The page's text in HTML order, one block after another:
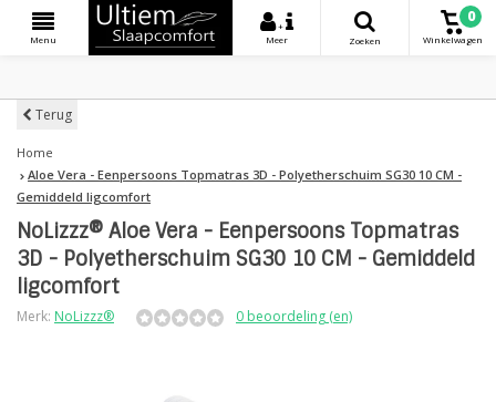
Menu
+
Meer
Zoeken
0
Winkelwagen
Terug
Home
Aloe Vera - Eenpersoons Topmatras 3D - Polyetherschuim SG30 10 CM -
Gemiddeld ligcomfort
NoLizzz® Aloe Vera - Eenpersoons Topmatras
3D - Polyetherschuim SG30 10 CM - Gemiddeld
ligcomfort
Merk: NoLizzz® 0 beoordeling (en)